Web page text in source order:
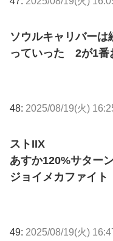
ソウルキャリバー
っていった 2が1番
48: 2025/08/19(火)
ストIIX
あすか120%サター
ジョイメカファイト
49: 2025/08/19(火)